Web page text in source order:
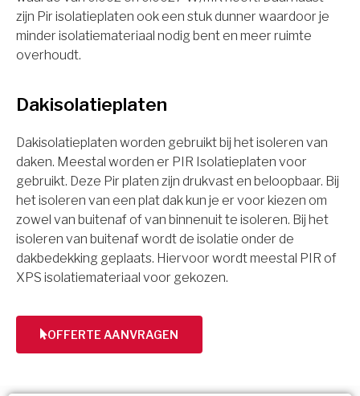
zijn Pir isolatieplaten ook een stuk dunner waardoor je
minder isolatiemateriaal nodig bent en meer ruimte
overhoudt.
Dakisolatieplaten
Dakisolatieplaten worden gebruikt bij het isoleren van
daken. Meestal worden er PIR Isolatieplaten voor
gebruikt. Deze Pir platen zijn drukvast en beloopbaar. Bij
het isoleren van een plat dak kun je er voor kiezen om
zowel van buitenaf of van binnenuit te isoleren. Bij het
isoleren van buitenaf wordt de isolatie onder de
dakbedekking geplaats. Hiervoor wordt meestal PIR of
XPS isolatiemateriaal voor gekozen.
OFFERTE AANVRAGEN